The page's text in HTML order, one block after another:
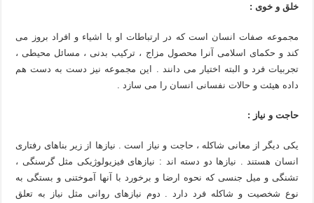
خلق و خوی :
مجموعه صفات انسان است که در ارتباطات او با اشیاء و افراد بروز می
کند و حکمای اسلامی آنرا محصول مزاج ، ترکیب بدنی ، مسائل محیطی ،
تجربیات فرد و البته اختیار می دانند . این مجموعه نیز دست به دست هم
داده هیئت و حالات نفسانی انسان را می سازد .
حاجت و نیاز :
یکی دیگر از معانی شاکله ، حاجت و نیاز است . نیازها از زیر بناهای رفتاری
انسان هستند . نیازها دو دسته اند : نیازهای فیزیولوژيکی مثل گرسنگی ،
تشنگی و میل جنسی که نحوه ارضا و برخورد با آنها آموختنی و بستگی به
نوع شخصیت و شاکله فرد دارد . دوم نیازهای روانی مثل نیاز به تعلق